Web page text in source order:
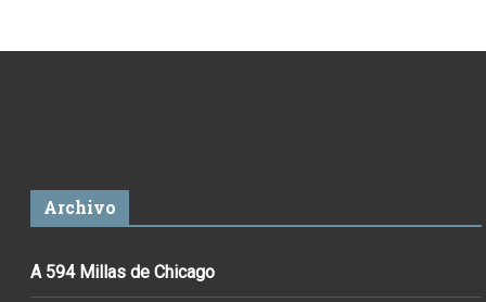
Archivo
A 594 Millas de Chicago